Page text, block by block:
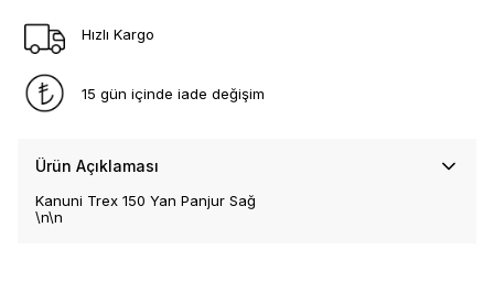
Hızlı Kargo
15 gün içinde iade değişim
Ürün Açıklaması
Kanuni Trex 150 Yan Panjur Sağ
\n\n